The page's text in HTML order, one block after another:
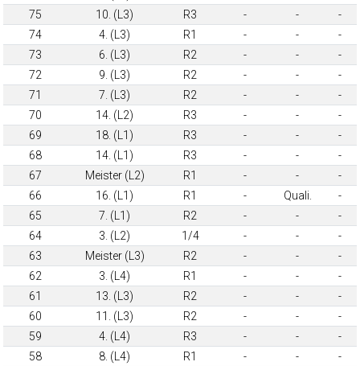
75
10. (L3) R3 - -
-
74
4. (L3) R1 - -
-
73
6. (L3) R2 - -
-
72
9. (L3) R2 - -
-
71
7. (L3) R2 - -
-
70
14. (L2) R3 - -
-
69
18. (L1) R3 - -
-
68
14. (L1) R3 - -
-
67
Meister (L2) R1 - -
-
66
16. (L1) R1 - Quali.
-
65
7. (L1) R2 - -
-
64
3. (L2) 1/4 - -
-
63
Meister (L3) R2 - -
-
62
3. (L4) R1 - -
-
61
13. (L3) R2 - -
-
60
11. (L3) R2 - -
-
59
4. (L4) R3 - -
-
58
8. (L4) R1 - -
-